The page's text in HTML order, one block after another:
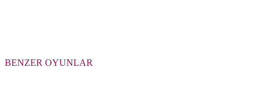
BENZER OYUNLAR